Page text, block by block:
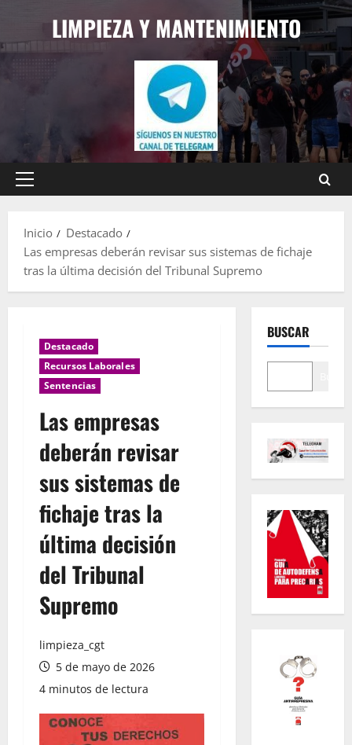
contenido
LIMPIEZA Y MANTENIMIENTO
Menú
Inicio
Destacado
Las empresas deberán revisar sus sistemas de fichaje
tras la última decisión del Tribunal Supremo
Destacado
Recursos Laborales
Sentencias
Las empresas
deberán revisar
sus sistemas de
fichaje tras la
última decisión
del Tribunal
Supremo
limpieza_cgt
5 de mayo de 2026
4 minutos de lectura
BUSCAR